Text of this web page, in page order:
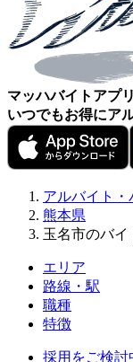
マッハバイトアプ
いつでもお得にア
アルバイト・
熊本県
玉名市のバイ
エリア
路線・駅
職種
特徴
採用をご検討